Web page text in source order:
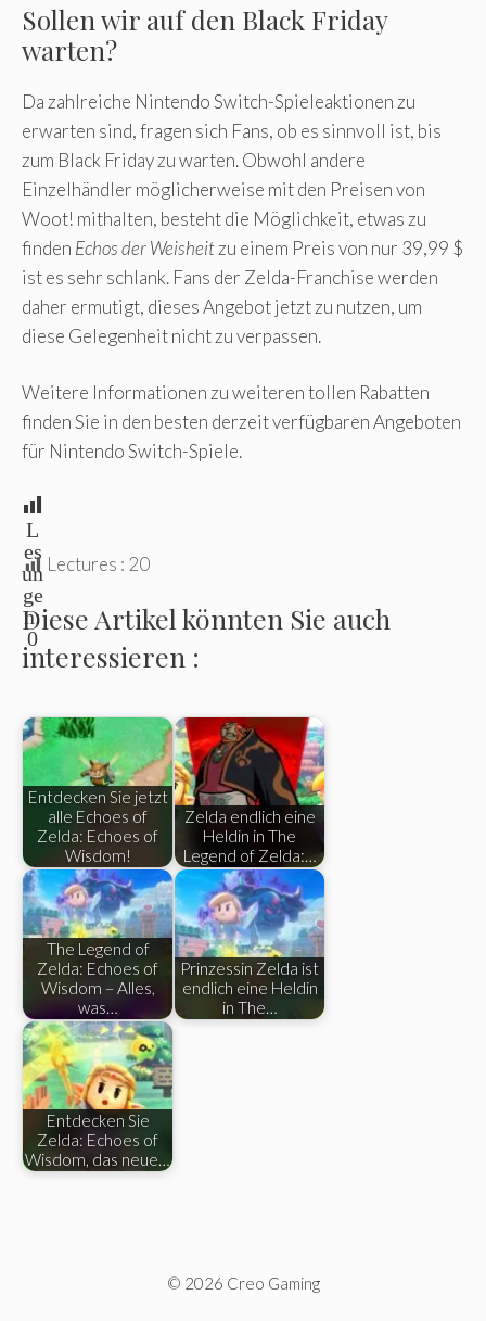
Sollen wir auf den Black Friday
warten?
Da zahlreiche Nintendo Switch-Spieleaktionen zu
erwarten sind, fragen sich Fans, ob es sinnvoll ist, bis
zum Black Friday zu warten. Obwohl andere
Einzelhändler möglicherweise mit den Preisen von
Woot! mithalten, besteht die Möglichkeit, etwas zu
finden Echos der Weisheitzu einem Preis von nur 39,99 $
ist es sehr schlank. Fans der Zelda-Franchise werden
daher ermutigt, dieses Angebot jetzt zu nutzen, um
diese Gelegenheit nicht zu verpassen.
Weitere Informationen zu weiteren tollen Rabatten
finden Sie in den besten derzeit verfügbaren Angeboten
für Nintendo Switch-Spiele.
L
es
un
ge
n:
0
Lectures : 20
Diese Artikel könnten Sie auch
interessieren :
Entdecken Sie jetzt
alle Echoes of
Zelda: Echoes of
Wisdom!
Zelda endlich eine
Heldin in The
Legend of Zelda:…
The Legend of
Zelda: Echoes of
Wisdom – Alles,
was…
Prinzessin Zelda ist
endlich eine Heldin
in The…
Entdecken Sie
Zelda: Echoes of
Wisdom, das neue…
© 2026 Creo Gaming